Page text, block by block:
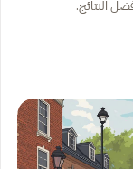
النتائج.